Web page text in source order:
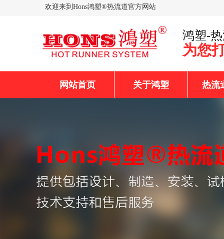
欢迎来到Hons鸿塑®热流道官方网站
鸿塑-
为您
网站首页 关于鸿塑 热流